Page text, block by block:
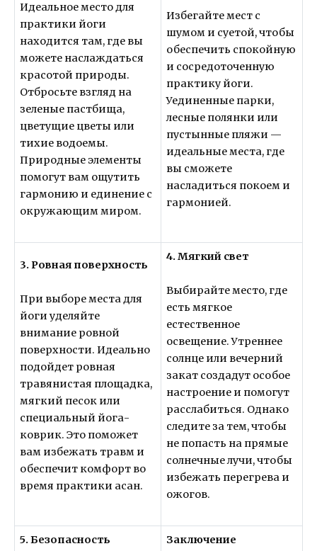
Идеальное место для
практики йоги
находится там, где вы
можете наслаждаться
красотой природы.
Отбросьте взгляд на
зеленые пастбища,
цветущие цветы или
тихие водоемы.
Природные элементы
помогут вам ощутить
гармонию и единение с
окружающим миром.
Избегайте мест с
шумом и суетой, чтобы
обеспечить спокойную
и сосредоточенную
практику йоги.
Уединенные парки,
лесные полянки или
пустынные пляжи —
идеальные места, где
вы сможете
насладиться покоем и
гармонией.
3. Ровная поверхность
При выборе места для
йоги уделяйте
внимание ровной
поверхности. Идеально
подойдет ровная
травянистая площадка,
мягкий песок или
специальный йога-
коврик. Это поможет
вам избежать травм и
обеспечит комфорт во
время практики асан.
4. Мягкий свет
Выбирайте место, где
есть мягкое
естественное
освещение. Утреннее
солнце или вечерний
закат создадут особое
настроение и помогут
расслабиться. Однако
следите за тем, чтобы
не попасть на прямые
солнечные лучи, чтобы
избежать перегрева и
ожогов.
5. Безопасность Заключение